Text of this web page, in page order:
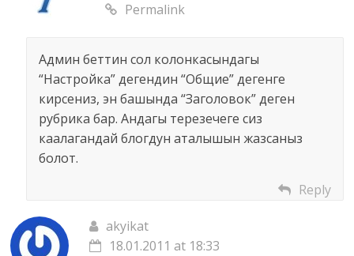
Permalink
Админ беттин сол колонкасындагы
“Настройка” дегендин “Общие” дегенге
кирсениз, эн башында “Заголовок” деген
рубрика бар. Андагы терезечеге сиз
каалагандай блогдун аталышын жазсаныз
болот.
Reply
akyikat
18.01.2011 at 18:33